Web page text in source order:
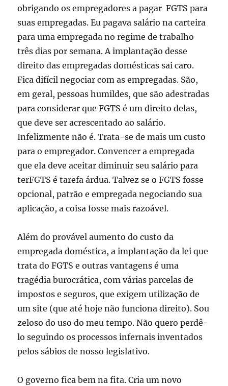
obrigando os empregadores a pagar FGTS para
suas empregadas. Eu pagava salário na carteira
para uma empregada no regime de trabalho
três dias por semana. A implantação desse
direito das empregadas domésticas sai caro.
Fica difícil negociar com as empregadas. São,
em geral, pessoas humildes, que são adestradas
para considerar que FGTS é um direito delas,
que deve ser acrescentado ao salário.
Infelizmente não é. Trata-se de mais um custo
para o empregador. Convencer a empregada
que ela deve aceitar diminuir seu salário para
terFGTS é tarefa árdua. Talvez se o FGTS fosse
opcional, patrão e empregada negociando sua
aplicação, a coisa fosse mais razoável.
Além do provável aumento do custo da
empregada doméstica, a implantação da lei que
trata do FGTS e outras vantagens é uma
tragédia burocrática, com várias parcelas de
impostos e seguros, que exigem utilização de
um site (que até hoje não funciona direito). Sou
zeloso do uso do meu tempo. Não quero perdê-
lo seguindo os processos infernais inventados
pelos sábios de nosso legislativo.
O governo fica bem na fita. Cria um novo